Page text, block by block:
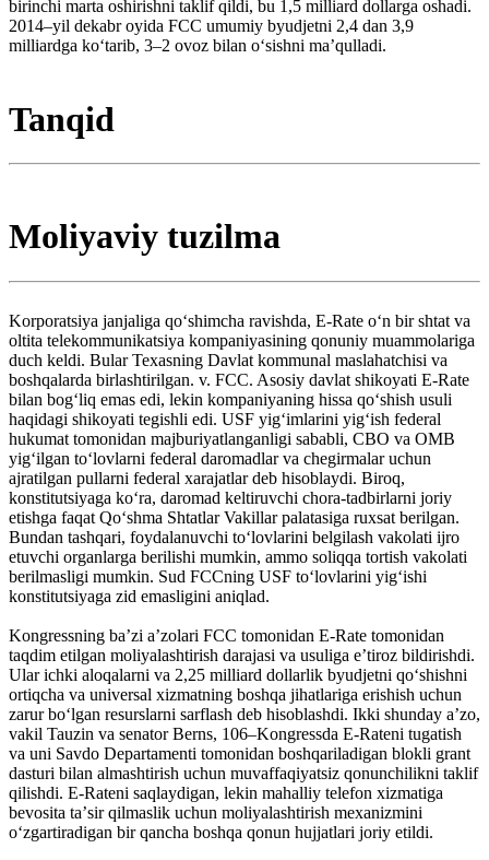
birinchi marta oshirishni taklif qildi, bu 1,5 milliard dollarga oshadi.
2014–yil dekabr oyida FCC umumiy byudjetni 2,4 dan 3,9
milliardga koʻtarib, 3–2 ovoz bilan oʻsishni maʼqulladi.
Tanqid
Moliyaviy tuzilma
Korporatsiya janjaliga qoʻshimcha ravishda, E-Rate oʻn bir shtat va
oltita telekommunikatsiya kompaniyasining qonuniy muammolariga
duch keldi. Bular Texasning Davlat kommunal maslahatchisi va
boshqalarda birlashtirilgan. v. FCC. Asosiy davlat shikoyati E-Rate
bilan bogʻliq emas edi, lekin kompaniyaning hissa qoʻshish usuli
haqidagi shikoyati tegishli edi. USF yigʻimlarini yigʻish federal
hukumat tomonidan majburiyatlanganligi sababli, CBO va OMB
yigʻilgan toʻlovlarni federal daromadlar va chegirmalar uchun
ajratilgan pullarni federal xarajatlar deb hisoblaydi. Biroq,
konstitutsiyaga koʻra, daromad keltiruvchi chora-tadbirlarni joriy
etishga faqat Qoʻshma Shtatlar Vakillar palatasiga ruxsat berilgan.
Bundan tashqari, foydalanuvchi toʻlovlarini belgilash vakolati ijro
etuvchi organlarga berilishi mumkin, ammo soliqqa tortish vakolati
berilmasligi mumkin. Sud FCCning USF toʻlovlarini yigʻishi
konstitutsiyaga zid emasligini aniqlad.
Kongressning baʼzi aʼzolari FCC tomonidan E-Rate tomonidan
taqdim etilgan moliyalashtirish darajasi va usuliga eʼtiroz bildirishdi.
Ular ichki aloqalarni va 2,25 milliard dollarlik byudjetni qoʻshishni
ortiqcha va universal xizmatning boshqa jihatlariga erishish uchun
zarur boʻlgan resurslarni sarflash deb hisoblashdi. Ikki shunday aʼzo,
vakil Tauzin va senator Berns, 106–Kongressda E-Rateni tugatish
va uni Savdo Departamenti tomonidan boshqariladigan blokli grant
dasturi bilan almashtirish uchun muvaffaqiyatsiz qonunchilikni taklif
qilishdi. E-Rateni saqlaydigan, lekin mahalliy telefon xizmatiga
bevosita taʼsir qilmaslik uchun moliyalashtirish mexanizmini
oʻzgartiradigan bir qancha boshqa qonun hujjatlari joriy etildi.